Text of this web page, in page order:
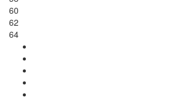
60
62
64